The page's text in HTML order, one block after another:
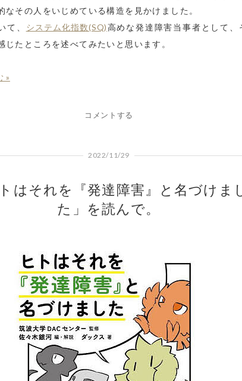
なその人をいじめている構造を見かけました。
て、 システム化指数(SQ)高めな発達障害当事者として、
じたところを述べてみたいと思います。
»
コメントする
2022/11/29
トはそれを『発達障害』と名づけま
た」を読んで。